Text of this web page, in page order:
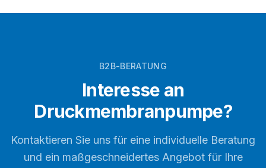
B2B-BERATUNG
Interesse an
Druckmembranpumpe?
Kontaktieren Sie uns für eine individuelle Beratung
und ein maßgeschneidertes Angebot für Ihre